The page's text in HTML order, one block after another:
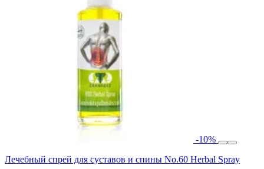
-10%
Лечебный спрей для суставов и спины No.60 Herbal Spray